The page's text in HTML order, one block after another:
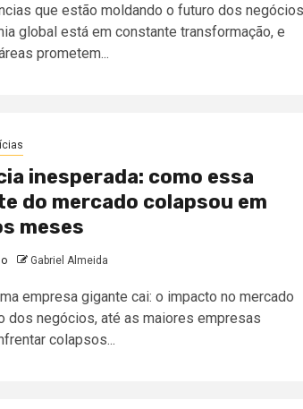
que estão moldando o futuro dos negócios
global está em constante transformação, e
prometem...
inesperada: como essa
do mercado colapsou em
meses
Gabriel Almeida
empresa gigante cai: o impacto no mercado
dos negócios, até as maiores empresas
colapsos...